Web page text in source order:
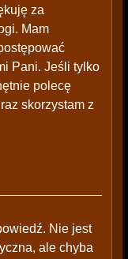
za
Mam
Pani. Jeśli tylko
polecę
skorzystam z
Nie jest
ale chyba